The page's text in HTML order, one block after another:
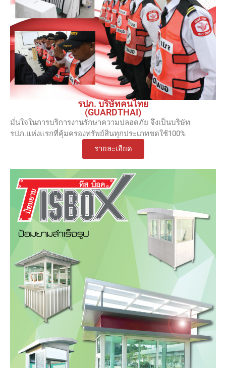
รปภ. บริษัทคนไทย
(GUARDTHAI)
มั่นใจในการบริการงานรักษาความปลอดภัย จึงเป็นบริษัท
รปภ.แห่งแรกที่คุ้มครองทรัพย์สินทุกประเภทชดใช้100%
รายละเอียด